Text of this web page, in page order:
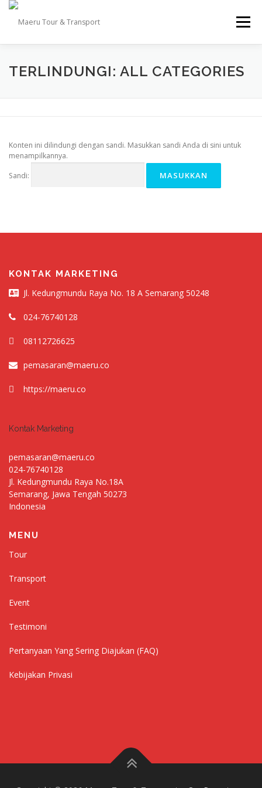
Lompat
konten
Menu
TOUR TRANSPORT DESTINASI GALLERY
TERLINDUNGI: ALL CATEGORIES
Konten ini dilindungi dengan sandi. Masukkan sandi Anda di sini untuk
menampilkannya.
Sandi:
KONTAK MARKETING
Jl. Kedungmundu Raya No. 18 A Semarang 50248
024-76740128
08112726625
pemasaran@maeru.co
https://maeru.co
Kontak Marketing
pemasaran@maeru.co
024-76740128
Jl. Kedungmundu Raya No.18A
Semarang, Jawa Tengah 50273
Indonesia
MENU
Tour
Transport
Event
Testimoni
Pertanyaan Yang Sering Diajukan (FAQ)
Kebijakan Privasi